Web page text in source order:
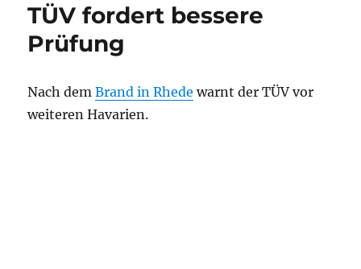
TÜV fordert bessere
Prüfung
Nach demBrand in Rhede warnt der TÜV vor
weiteren Havarien.